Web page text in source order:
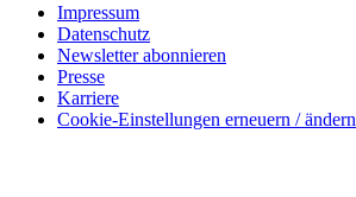
Impressum
Datenschutz
Newsletter abonnieren
Presse
Karriere
Cookie-Einstellungen erneuern / ändern